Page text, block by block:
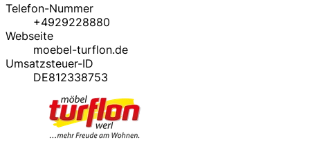
Telefon-Nummer
+4929228880
Webseite
moebel-turflon.de
Umsatzsteuer-ID
DE812338753